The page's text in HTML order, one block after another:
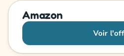
Amazon
Voir